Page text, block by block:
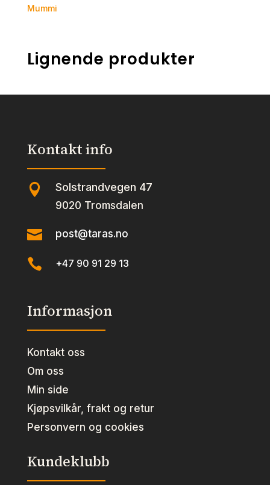
Mummi
Lignende produkter
Kontakt info
 Solstrandvegen 47
9020 Tromsdalen
 post@taras.no
 +47 90 91 29 13
Informasjon
Kontakt oss
Om oss
Min side
Kjøpsvilkår, frakt og retur
Personvern og cookies
Kundeklubb